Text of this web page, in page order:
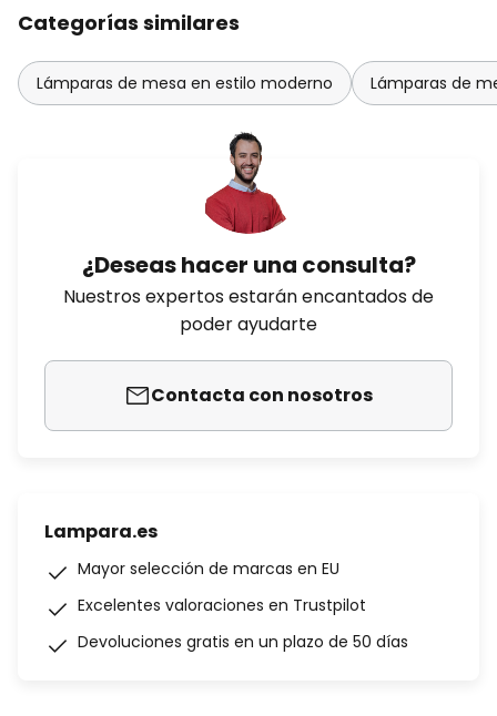
Categorías similares
Lámparas de mesa en estilo moderno Lámparas de
¿Deseas hacer una consulta?
Nuestros expertos estarán encantados de
poder ayudarte
Contacta con nosotros
Lampara.es
Mayor selección de marcas en EU
Excelentes valoraciones en Trustpilot
Devoluciones gratis en un plazo de 50 días